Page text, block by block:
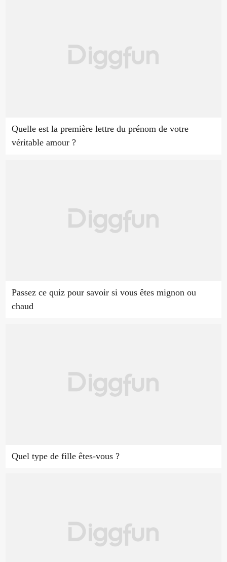
Quelle est la première lettre du prénom de votre
véritable amour ?
Passez ce quiz pour savoir si vous êtes mignon ou
chaud
Quel type de fille êtes-vous ?